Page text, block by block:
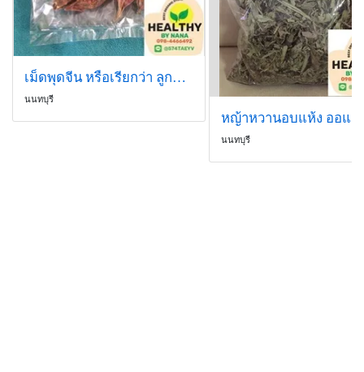
เม็ดพุดจีน หรือเรียกว่า ลูกพุด , ลูกพุดจีน , เม็ดพุดจีน
นนทบุรี
นนทบุรี